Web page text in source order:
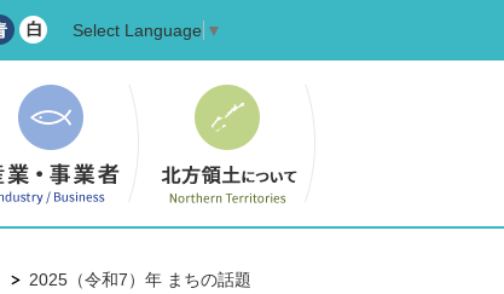
Select Language ▼
2025（令和7）年 まちの話題